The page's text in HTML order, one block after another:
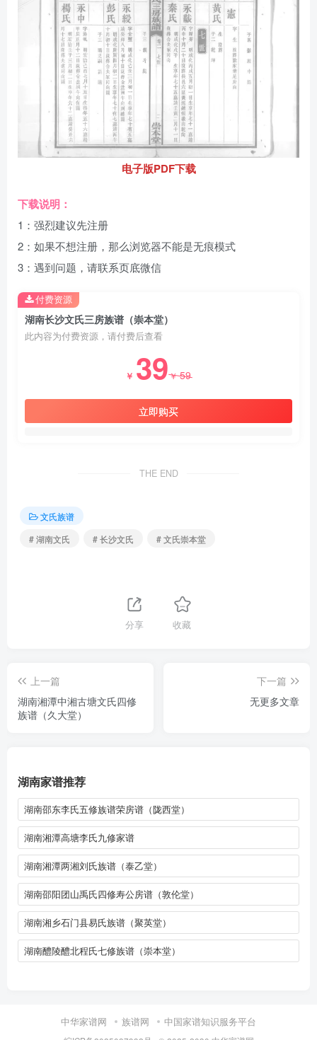
电子版PDF下载
下载说明：
1：强烈建议先注册
2：如果不想注册，那么浏览器不能是无痕模式
3：遇到问题，请联系页底微信
湖南长沙文氏三房族谱（崇本堂）
此内容为付费资源，请付费后查看
￥ 39￥59
立即购买
付费资源
THE END
文氏族谱
# 湖南文氏
# 长沙文氏 # 文氏崇本堂
分享 收藏
上一篇
湖南湘潭中湘古塘文氏四修
族谱（久大堂）
下一篇
无更多文章
湖南家谱推荐
湖南邵东李氏五修族谱荣房谱（陇西堂）
湖南湘潭高塘李氏九修家谱
湖南湘潭两湘刘氏族谱（泰乙堂）
湖南邵阳团山禹氏四修寿公房谱（敦伦堂）
湖南湘乡石门县易氏族谱（聚英堂）
湖南醴陵醴北程氏七修族谱（崇本堂）
中华家谱网 族谱网 中国家谱知识服务平台